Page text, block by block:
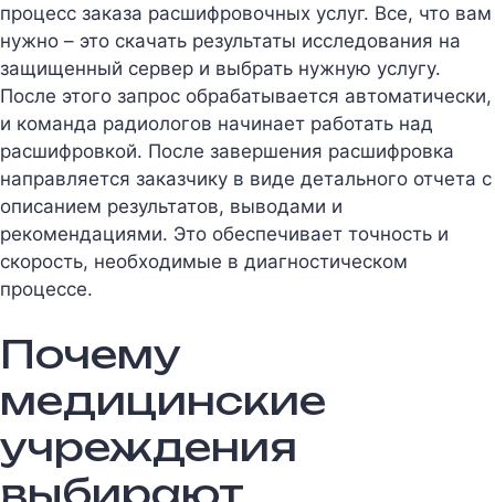
процесс заказа расшифровочных услуг. Все, что вам
нужно – это скачать результаты исследования на
защищенный сервер и выбрать нужную услугу.
После этого запрос обрабатывается автоматически,
и команда радиологов начинает работать над
расшифровкой. После завершения расшифровка
направляется заказчику в виде детального отчета с
описанием результатов, выводами и
рекомендациями. Это обеспечивает точность и
скорость, необходимые в диагностическом
процессе.
Почему
медицинские
учреждения